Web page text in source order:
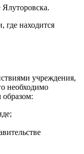
где находится
учреждения,
необходимо
образом: